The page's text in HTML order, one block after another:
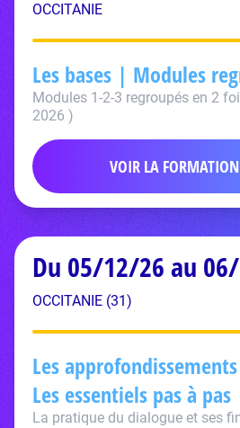
OCCITANIE
Les bases | Modules
Modules 1-2-3 regroupés en 2
2026 )
VOIR LA FORMATION
Du 05/12/26 au
OCCITANIE (31)
Les
Les essentiels pas à pas
La pratique du dialogue et ses